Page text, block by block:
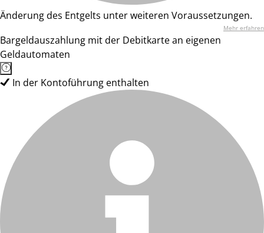
Änderung des Entgelts unter weiteren Voraussetzungen.
Mehr erfahren
Bargeldauszahlung mit der Debitkarte an eigenen
Geldautomaten
In der Kontoführung enthalten